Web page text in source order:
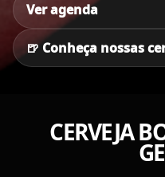
Ver agenda
🍺 Conheça nossas
CERVEJA